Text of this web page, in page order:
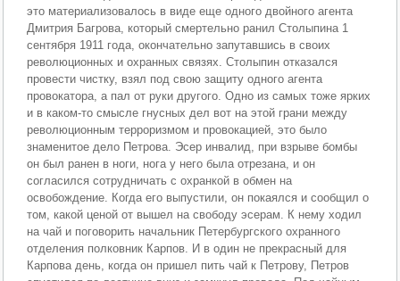
это материализовалось в виде еще одного двойного агента
Дмитрия Багрова, который смертельно ранил Столыпина 1
сентября 1911 года, окончательно запутавшись в своих
революционных и охранных связях. Столыпин отказался
провести чистку, взял под свою защиту одного агента
провокатора, а пал от руки другого. Одно из самых тоже ярких
и в каком-то смысле гнусных дел вот на этой грани между
революционным терроризмом и провокацией, это было
знаменитое дело Петрова. Эсер инвалид, при взрыве бомбы
он был ранен в ноги, нога у него была отрезана, и он
согласился сотрудничать с охранкой в обмен на
освобождение. Когда его выпустили, он покаялся и сообщил о
том, какой ценой от вышел на свободу эсерам. К нему ходил
на чай и поговорить начальник Петербургского охранного
отделения полковник Карпов. И в один не прекрасный для
Карпова день, когда он пришел пить чай к Петрову, Петров